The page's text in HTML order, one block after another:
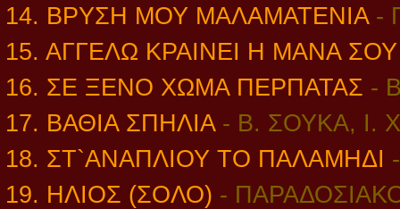
14. ΒΡΥΣΗ ΜΟΥ ΜΑΛΑΜΑΤΕΝΙΑ -
15. ΑΓΓΕΛΩ ΚΡΑΙΝΕΙ Η ΜΑΝΑ
16. ΣΕ ΞΕΝΟ ΧΩΜΑ ΠΕΡΠΑΤΑΣ -
17. ΒΑΘΙΑ ΣΠΗΛΙΑ - Β. ΣΟΥΚΑ, Ι.
18. ΣΤ`ΑΝΑΠΛΙΟΥ ΤΟ ΠΑΛΑΜΗΔΙ
19. ΗΛΙΟΣ (ΣΟΛΟ) -